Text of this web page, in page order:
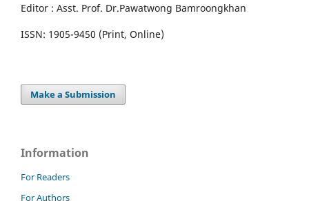
Editor : Asst. Prof. Dr.Pawatwong Bamroongkhan
ISSN: 1905-9450 (Print, Online)
Make a Submission
Information
For Readers
For Authors